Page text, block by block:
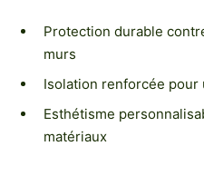
Protection durable
murs
Isolation renforcée
Esthétisme
matériaux